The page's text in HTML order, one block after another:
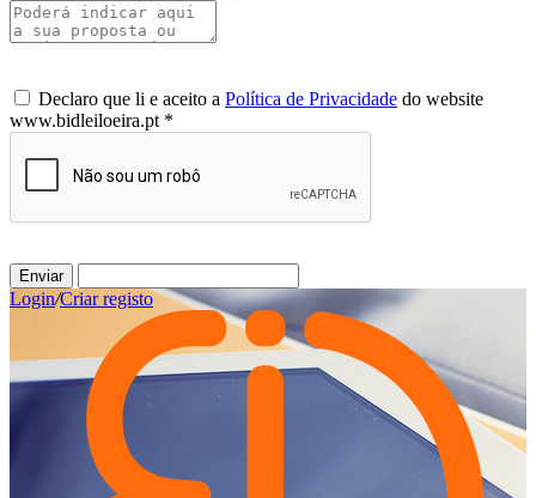
Declaro que li e aceito a Política de Privacidade do website
www.bidleiloeira.pt *
Enviar
Login/Criar registo